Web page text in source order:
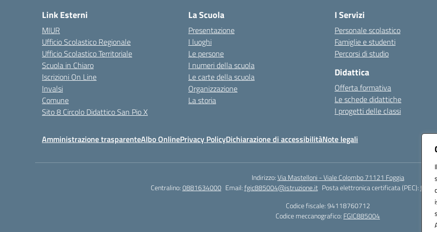
Link Esterni
MIUR
Ufficio Scolastico Regionale
Ufficio Scolastico Territoriale
Scuola in Chiaro
Iscrizioni On Line
Invalsi
Comune
Sito 8 Circolo Didattico San Pio X
La Scuola
Presentazione
I luoghi
Le persone
I numeri della scuola
Le carte della scuola
Organizzazione
La storia
I Servizi
Personale scolastico
Famiglie e studenti
Percorsi di studio
Didattica
Offerta formativa
Le schede didattiche
I progetti delle classi
Amministrazione trasparenteAlbo OnlinePrivacy PolicyDichiarazione di accessibilitàNote legali
Indirizzo:Via Mastelloni - Viale Colombo 71121 Foggia
Centralino:0881634000 Email:fgic885004@istruzione.it Posta elettronica certificata (PEC):
Codice fiscale: 94118760712
Codice meccanografico: FGIC885004